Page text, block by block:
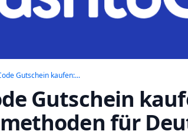
Gutschein kaufen:...CashtoCode Gutschein kaufen:
Gutschein
für